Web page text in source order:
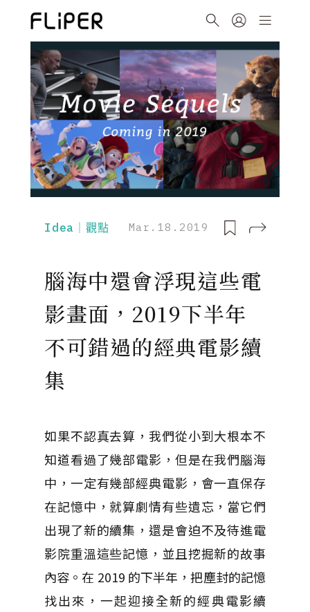
Idea｜觀點 Mar.18.2019
腦海中還會浮現這些電
影畫面，2019下半年
不可錯過的經典電影續
集
如果不認真去算，我們從小到大根本不
知道看過了幾部電影，但是在我們腦海
中，一定有幾部經典電影，會一直保存
在記憶中，就算劇情有些遺忘，當它們
出現了新的續集，還是會迫不及待進電
影院重溫這些記憶，並且挖掘新的故事
內容。在 2019 的下半年，把塵封的記憶
找出來，一起迎接全新的經典電影續